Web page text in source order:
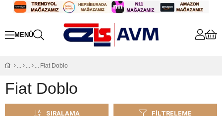
Fiat Doblo
Fiat Doblo
FILTRELEME
SIRALAMA